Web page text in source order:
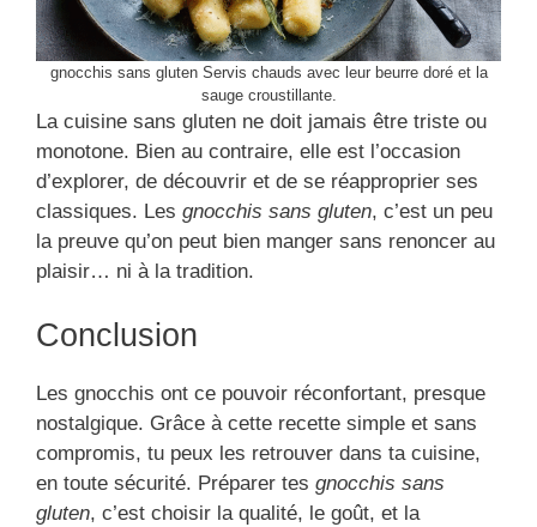
gnocchis sans gluten Servis chauds avec leur beurre doré et la
sauge croustillante.
La cuisine sans gluten ne doit jamais être triste ou
monotone. Bien au contraire, elle est l’occasion
d’explorer, de découvrir et de se réapproprier ses
classiques. Les gnocchis sans gluten, c’est un peu
la preuve qu’on peut bien manger sans renoncer au
plaisir… ni à la tradition.
Conclusion
Les gnocchis ont ce pouvoir réconfortant, presque
nostalgique. Grâce à cette recette simple et sans
compromis, tu peux les retrouver dans ta cuisine,
en toute sécurité. Préparer tes gnocchis sans
gluten, c’est choisir la qualité, le goût, et la